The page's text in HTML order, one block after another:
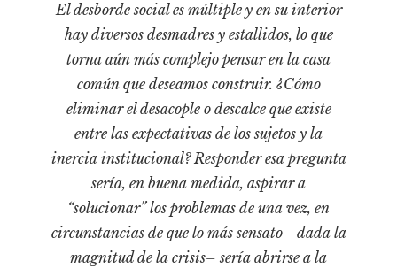
Libros usados
Literatura
Narrativas visuales
Pensamiento
Pensamiento ilustrado
Personajes secundarios
Política
El desborde social es múltiple y en su interior
hay diversos desmadres y estallidos, lo que
torna aún más complejo pensar en la casa
común que deseamos construir. ¿Cómo
eliminar el desacople o descalce que existe
entre las expectativas de los sujetos y la
inercia institucional? Responder esa pregunta
sería, en buena medida, aspirar a
“solucionar” los problemas de una vez, en
circunstancias de que lo más sensato –dada la
magnitud de la crisis– sería abrirse a la